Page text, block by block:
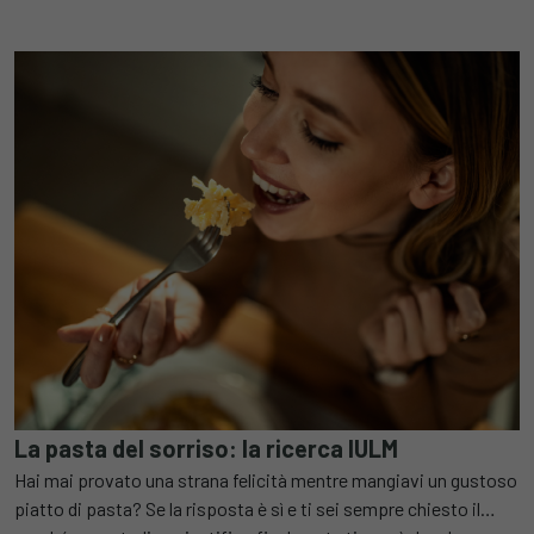
di 17 chilogrammi,Venezuela, con 15 chilogrammi,Grecia, con
Stati Uniti (8,8 kg), Argentina
La pasta del sorriso: la ricerca IULM
Hai mai provato una strana felicità mentre mangiavi un gustoso
piatto di pasta? Se la risposta è sì e ti sei sempre chiesto il